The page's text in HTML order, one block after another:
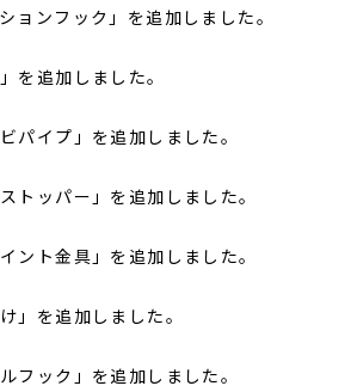
ョンフック」を追加しました。
を追加しました。
パイプ」を追加しました。
トッパー」を追加しました。
ント金具」を追加しました。
」を追加しました。
フック」を追加しました。